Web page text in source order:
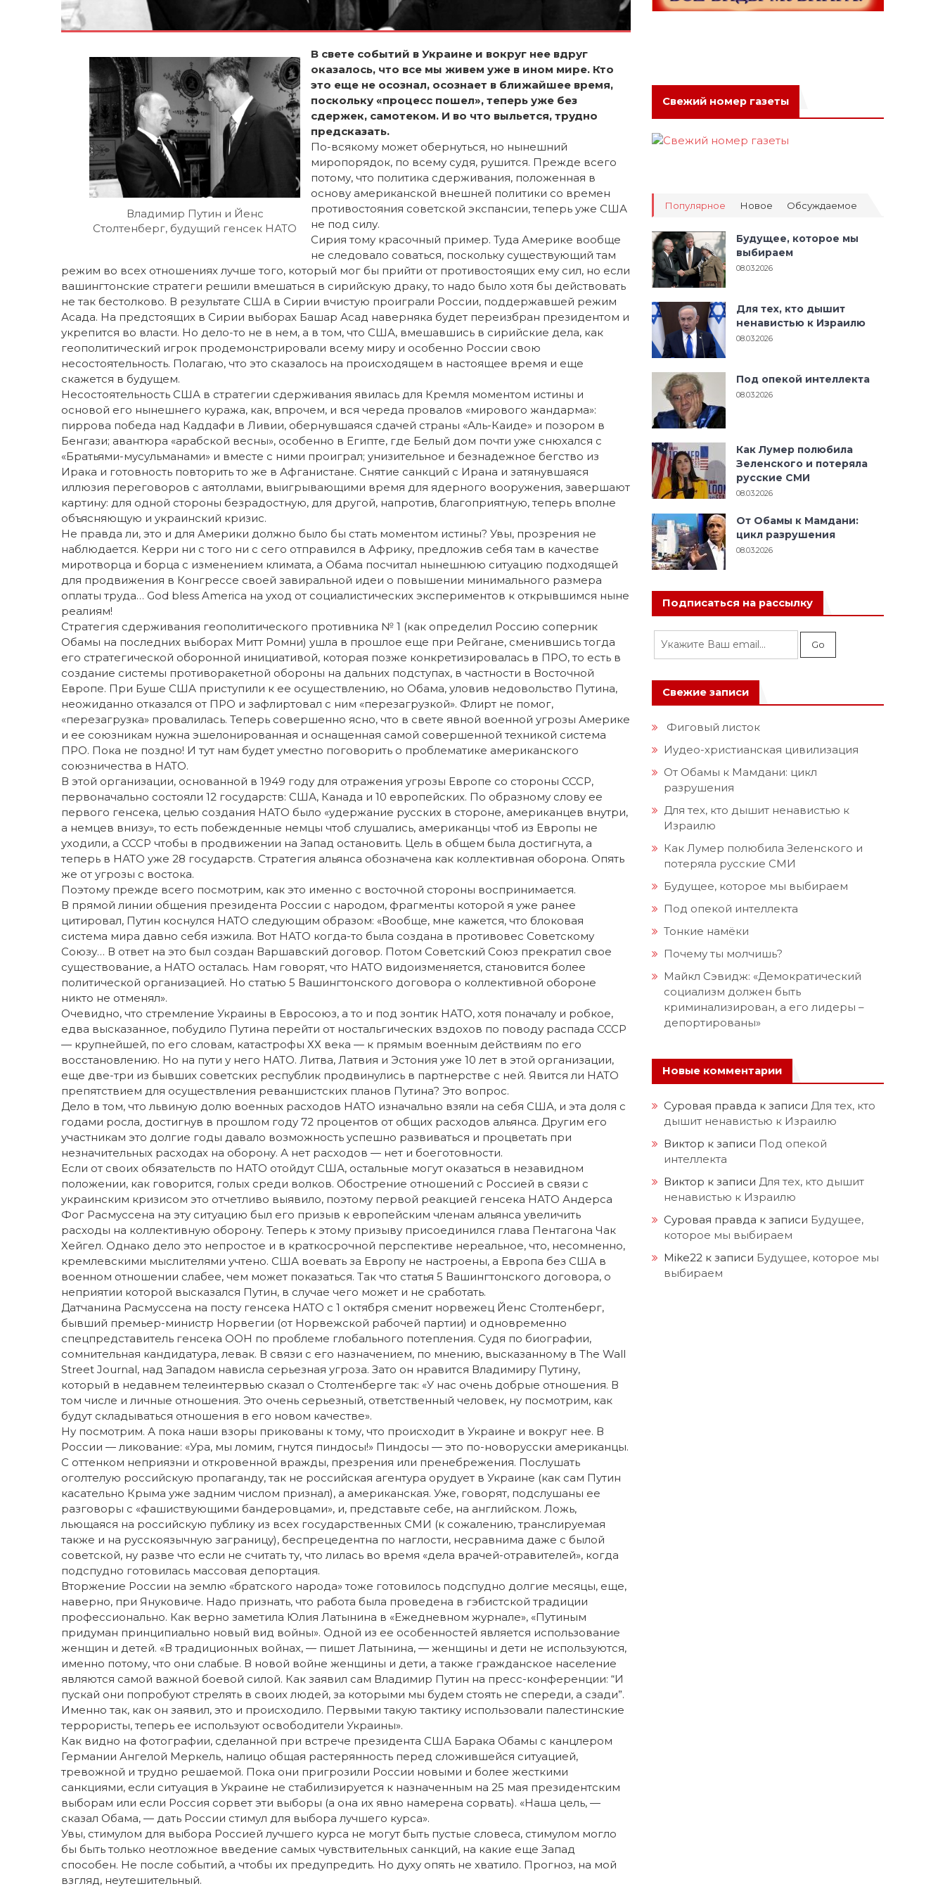
Владимир Путин и Йенс
Столтенберг, будущий генсек НАТО
В свете событий в Украине и вокруг нее вдруг
оказалось, что все мы живем уже в ином мире. Кто
это еще не осознал, осознает в ближайшее время,
поскольку «процесс пошел», теперь уже без
сдержек, самотеком. И во что выльется, трудно
предсказать.
По-всякому может обернуться, но нынешний
миропорядок, по всему судя, рушится. Прежде всего
потому, что политика сдерживания, положенная в
основу американской внешней политики со времен
противостояния советской экспансии, теперь уже США
не под силу.
Сирия тому красочный пример. Туда Америке вообще
не следовало соваться, поскольку существующий там
режим во всех отношениях лучше того, который мог бы прийти от противостоящих ему сил, но если
вашингтонские стратеги решили вмешаться в сирийскую драку, то надо было хотя бы действовать
не так бестолково. В результате США в Сирии вчистую проиграли России, поддержавшей режим
Асада. На предстоящих в Сирии выборах Башар Асад наверняка будет переизбран президентом и
укрепится во власти. Но дело-то не в нем, а в том, что США, вмешавшись в сирийские дела, как
геополитический игрок продемонстрировали всему миру и особенно России свою
несостоятельность. Полагаю, что это сказалось на происходящем в настоящее время и еще
скажется в будущем.
Несостоятельность США в стратегии сдерживания явилась для Кремля моментом истины и
основой его нынешнего куража, как, впрочем, и вся череда провалов «мирового жандарма»:
пиррова победа над Каддафи в Ливии, обернувшаяся сдачей страны «Аль-Каиде» и позором в
Бенгази; авантюра «арабской весны», особенно в Египте, где Белый дом почти уже снюхался с
«Братьями-мусульманами» и вместе с ними проиграл; унизительное и безнадежное бегство из
Ирака и готовность повторить то же в Афганистане. Снятие санкций с Ирана и затянувшаяся
иллюзия переговоров с аятоллами, выигрывающими время для ядерного вооружения, завершают
картину: для одной стороны безрадостную, для другой, напротив, благоприятную, теперь вполне
объясняющую и украинский кризис.
Не правда ли, это и для Америки должно было бы стать моментом истины? Увы, прозрения не
наблюдается. Керри ни с того ни с сего отправился в Африку, предложив себя там в качестве
миротворца и борца с изменением климата, а Обама посчитал нынешнюю ситуацию подходящей
для продвижения в Конгрессе своей завиральной идеи о повышении минимального размера
оплаты труда… God bless America на уход от социалистических экспериментов к открывшимся ныне
реалиям!
Стратегия сдерживания геополитического противника № 1 (как определил Россию соперник
Обамы на последних выборах Митт Ромни) ушла в прошлое еще при Рейгане, сменившись тогда
его стратегической оборонной инициативой, которая позже конкретизировалась в ПРО, то есть в
создание системы противоракетной обороны на дальних подступах, в частности в Восточной
Европе. При Буше США приступили к ее осуществлению, но Обама, уловив недовольство Путина,
неожиданно отказался от ПРО и зафлиртовал с ним «перезагрузкой». Флирт не помог,
«перезагрузка» провалилась. Теперь совершенно ясно, что в свете явной военной угрозы Америке
и ее союзникам нужна эшелонированная и оснащенная самой совершенной техникой система
ПРО. Пока не поздно! И тут нам будет уместно поговорить о проблематике американского
союзничества в НАТО.
В этой организации, основанной в 1949 году для отражения угрозы Европе со стороны СССР,
первоначально состояли 12 государств: США, Канада и 10 европейских. По образному слову ее
первого генсека, целью создания НАТО было «удержание русских в стороне, американцев внутри,
а немцев внизу», то есть побежденные немцы чтоб слушались, американцы чтоб из Европы не
уходили, а СССР чтобы в продвижении на Запад остановить. Цель в общем была достигнута, а
теперь в НАТО уже 28 государств. Стратегия альянса обозначена как коллективная оборона. Опять
же от угрозы с востока.
Поэтому прежде всего посмотрим, как это именно с восточной стороны воспринимается.
В прямой линии общения президента России с народом, фрагменты которой я уже ранее
цитировал, Путин коснулся НАТО следующим образом: «Вообще, мне кажется, что блоковая
система мира давно себя изжила. Вот НАТО когда-то была создана в противовес Советскому
Союзу… В ответ на это был создан Варшавский договор. Потом Советский Союз прекратил свое
существование, а НАТО осталась. Нам говорят, что НАТО видоизменяется, становится более
политической организацией. Но статью 5 Вашингтонского договора о коллективной обороне
никто не отменял».
Очевидно, что стремление Украины в Евросоюз, а то и под зонтик НАТО, хотя поначалу и робкое,
едва высказанное, побудило Путина перейти от ностальгических вздохов по поводу распада СССР
— крупнейшей, по его словам, катастрофы ХХ века — к прямым военным действиям по его
восстановлению. Но на пути у него НАТО. Литва, Латвия и Эстония уже 10 лет в этой организации,
еще две-три из бывших советских республик продвинулись в партнерстве с ней. Явится ли НАТО
препятствием для осуществления реваншистских планов Путина? Это вопрос.
Дело в том, что львиную долю военных расходов НАТО изначально взяли на себя США, и эта доля с
годами росла, достигнув в прошлом году 72 процентов от общих расходов альянса. Другим его
участникам это долгие годы давало возможность успешно развиваться и процветать при
незначительных расходах на оборону. А нет расходов — нет и боеготовности.
Если от своих обязательств по НАТО отойдут США, остальные могут оказаться в незавидном
положении, как говорится, голых среди волков. Обострение отношений с Россией в связи с
украинским кризисом это отчетливо выявило, поэтому первой реакцией генсека НАТО Андерса
Фог Расмуссена на эту ситуацию был его призыв к европейским членам альянса увеличить
расходы на коллективную оборону. Теперь к этому призыву присоединился глава Пентагона Чак
Хейгел. Однако дело это непростое и в краткосрочной перспективе нереальное, что, несомненно,
кремлевскими мыслителями учтено. США воевать за Европу не настроены, а Европа без США в
военном отношении слабее, чем может показаться. Так что статья 5 Вашингтонского договора, о
неприятии которой высказался Путин, в случае чего может и не сработать.
Датчанина Расмуссена на посту генсека НАТО с 1 октября сменит норвежец Йенс Столтенберг,
бывший премьер-министр Норвегии (от Норвежской рабочей партии) и одновременно
спецпредставитель генсека ООН по проблеме глобального потепления. Судя по биографии,
сомнительная кандидатура, левак. В связи с его назначением, по мнению, высказанному в The Wall
Street Journal, над Западом нависла серьезная угроза. Зато он нравится Владимиру Путину,
который в недавнем телеинтервью сказал о Столтенберге так: «У нас очень добрые отношения. В
том числе и личные отношения. Это очень серьезный, ответственный человек, ну посмотрим, как
будут складываться отношения в его новом качестве».
Ну посмотрим. А пока наши взоры прикованы к тому, что происходит в Украине и вокруг нее. В
России — ликование: «Ура, мы ломим, гнутся пиндосы!» Пиндосы — это по-новорусски американцы.
C оттенком неприязни и откровенной вражды, презрения или пренебрежения. Послушать
оголтелую российскую пропаганду, так не российская агентура орудует в Украине (как сам Путин
касательно Крыма уже задним числом признал), а американская. Уже, говорят, подслушаны ее
разговоры с «фашиствующими бандеровцами», и, представьте себе, на английском. Ложь,
льющаяся на российскую публику из всех государственных СМИ (к сожалению, транслируемая
также и на русскоязычную заграницу), беспрецедентна по наглости, несравнима даже с былой
советской, ну разве что если не считать ту, что лилась во время «дела врачей-отравителей», когда
подспудно готовилась массовая депортация.
Вторжение России на землю «братского народа» тоже готовилось подспудно долгие месяцы, еще,
наверно, при Януковиче. Надо признать, что работа была проведена в гэбистской традиции
профессионально. Как верно заметила Юлия Латынина в «Ежедневном журнале», «Путиным
придуман принципиально новый вид войны». Одной из ее особенностей является использование
женщин и детей. «В традиционных войнах, — пишет Латынина, — женщины и дети не используются,
именно потому, что они слабые. В новой войне женщины и дети, а также гражданское население
являются самой важной боевой силой. Как заявил сам Владимир Путин на пресс-конференции: “И
пускай они попробуют стрелять в своих людей, за которыми мы будем стоять не спереди, а сзади”.
Именно так, как он заявил, это и происходило. Первыми такую тактику использовали палестинские
террористы, теперь ее используют освободители Украины».
Как видно на фотографии, сделанной при встрече президента США Барака Обамы с канцлером
Германии Ангелой Меркель, налицо общая растерянность перед сложившейся ситуацией,
тревожной и трудно решаемой. Пока они пригрозили России новыми и более жесткими
санкциями, если ситуация в Украине не стабилизируется к назначенным на 25 мая президентским
выборам или если Россия сорвет эти выборы (а она их явно намерена сорвать). «Наша цель, —
сказал Обама, — дать России стимул для выбора лучшего курса».
Увы, стимулом для выбора Россией лучшего курса не могут быть пустые словеса, стимулом могло
бы быть только неотложное введение самых чувствительных санкций, на какие еще Запад
способен. Не после событий, а чтобы их предупредить. Но духу опять не хватило. Прогноз, на мой
взгляд, неутешительный.
Свежий номер газеты
Популярное Новое Обсуждаемое
Будущее, которое мы
выбираем
08.03.2026
Для тех, кто дышит
ненавистью к Израилю
08.03.2026
Под опекой интеллекта
08.03.2026
Как Лумер полюбила
Зеленского и потеряла
русские СМИ
08.03.2026
От Обамы к Мамдани:
цикл разрушения
08.03.2026
Подписаться на рассылку
Свежие записи
Фиговый листок
Иудео-христианская цивилизация
От Обамы к Мамдани: цикл
разрушения
Для тех, кто дышит ненавистью к
Израилю
Как Лумер полюбила Зеленского и
потеряла русские СМИ
Будущее, которое мы выбираем
Под опекой интеллекта
Тонкие намёки
Почему ты молчишь?
Майкл Сэвидж: «Демократический
социализм должен быть
криминализирован, а его лидеры –
депортированы»
Новые комментарии
Суровая правда к записи Для тех, кто
дышит ненавистью к Израилю
Виктор к записи Под опекой
интеллекта
Виктор к записи Для тех, кто дышит
ненавистью к Израилю
Суровая правда к записи Будущее,
которое мы выбираем
Mike22 к записи Будущее, которое мы
выбираем